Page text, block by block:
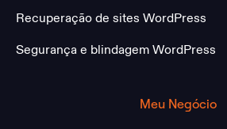
Recuperação de sites WordPress
Segurança e blindagem WordPress
Meu Negócio